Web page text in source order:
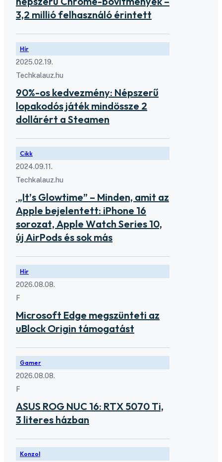
3,2 millió felhasználó érintett
Hír
2025.02.19.
Techkalauz.hu
90%-os kedvezmény: Népszerű
lopakodós játék mindössze 2
dollárért a Steamen
Cikk
2024.09.11.
Techkalauz.hu
„It’s Glowtime” – Minden, amit az
Apple bejelentett: iPhone 16
sorozat, Apple Watch Series 10,
új AirPods és sok más
Hír
2026.08.08.
F
Microsoft Edge megszünteti az
uBlock Origin támogatást
Gamer
2026.08.08.
F
ASUS ROG NUC 16: RTX 5070 Ti,
3 literes házban
Konzol